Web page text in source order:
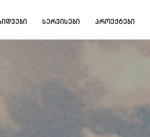
სერვისები პროექტები